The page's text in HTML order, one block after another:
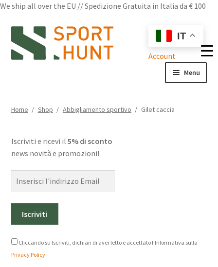
We ship all over the EU // Spedizione Gratuita in Italia da € 100
Vai
alla
navigazione
Vai
al
contenuto
IT
Account
Menu
Domande frequenti
Contatti
Home / Shop / Abbigliamento sportivo / Gilet caccia
Iscriviti e ricevi il 5% di sconto
news novità e promozioni!
Cliccando su Iscriviti, dichiari di aver letto e accettato l'Informativa sulla
Privacy Policy.